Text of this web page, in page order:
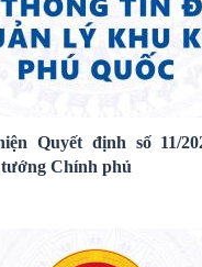
Quyết định số 11/
tướng Chính phủ